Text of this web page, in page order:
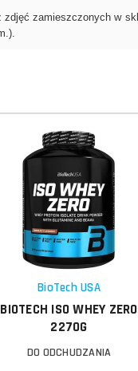
BioTech USA
BIOTECH ISO WHEY ZERO
2270G
DO ODCHUDZANIA